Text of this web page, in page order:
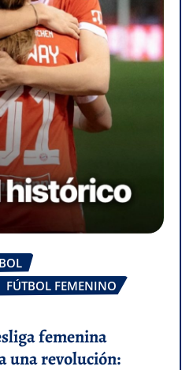
FÚTBOL FEMENINO
femenina
una revolución: